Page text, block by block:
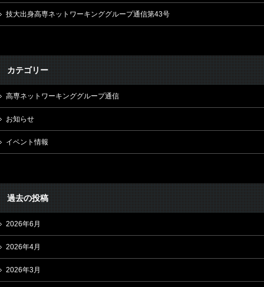
技大出身高専ネットワーキンググループ通信第43号
カテゴリー
高専ネットワーキンググループ通信
お知らせ
イベント情報
過去の投稿
2026年6月
2026年4月
2026年3月